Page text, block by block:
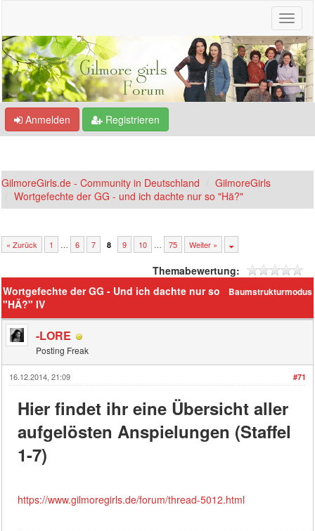
Anmelden Registrieren
GilmoreGirls.de - Community in Deutschland
GilmoreGirls
Wortgefechte der GG - und ich dachte nur so "Hä?"
« Zurück 1 … 6 7 8 9 10 … 75 Weiter »
Themabewertung:
Baumstrukturmodus
Wortgefechte der GG - Und ich dachte nur so
"HÃ?" IV
-LORE
Posting Freak
#71
16.12.2014, 21:09
Hier findet ihr eine Übersicht aller
aufgelösten Anspielungen (Staffel
1-7)
https://www.gilmoregirls.de/forum/thread-5012.html